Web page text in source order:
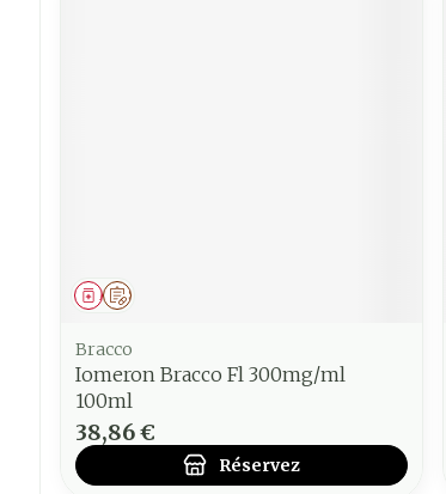
Sur prescription
Médicament
Bracco
Iomeron Bracco Fl 300mg/ml
100ml
38,86 €
Réservez